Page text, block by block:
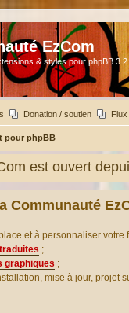
EzCom
& styles pour phpBB
Donation / soutien Flux
pour phpBB
est ouvert
Communauté
et à personnaliser votre
;
graphiques ;
mise à jour, projet